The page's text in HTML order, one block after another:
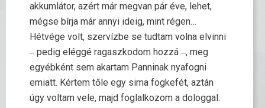
akkumlátor, azért már megvan pár éve, lehet,
mégse bírja már annyi ideig, mint régen…
Hétvége volt, szervízbe se tudtam volna elvinni
‒ pedig eléggé ragaszkodom hozzá ‒, meg
egyébként sem akartam Panninak nyafogni
emiatt. Kértem tőle egy sima fogkefét, aztán
úgy voltam vele, majd foglalkozom a dologgal.